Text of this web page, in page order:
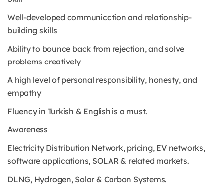
Well-developed communication and relationship-
building skills
Ability to bounce back from rejection, and solve
problems creatively
A high level of personal responsibility, honesty, and
empathy
Fluency in Turkish & English is a must.
Awareness
Electricity Distribution Network, pricing, EV networks,
software applications, SOLAR & related markets.
DLNG, Hydrogen, Solar & Carbon Systems.